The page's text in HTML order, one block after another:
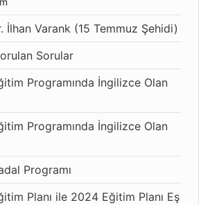
İlhan Varank (15 Temmuz Şehidi)
Sorular
Programında İngilizce Olan
Programında İngilizce Olan
Programı
Planı ile 2024 Eğitim Planı Eş